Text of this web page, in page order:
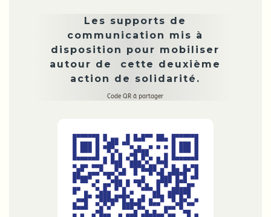
Les supports de
communication mis à
disposition pour mobiliser
autour de cette deuxième
action de solidarité.
Code QR à partager